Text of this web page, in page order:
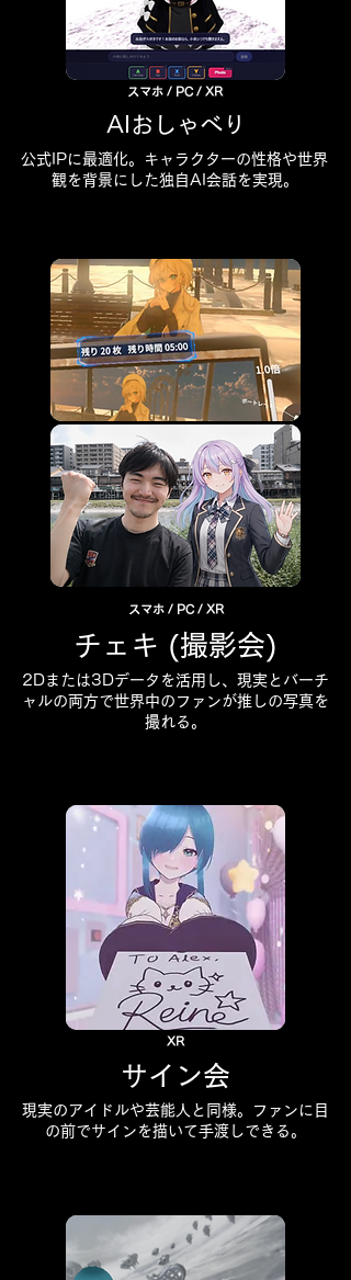
スマホ / PC / XR
AIおしゃべり
公式IPに最適化。キャラクターの性格や世界
観を背景にした独自AI会話を実現。
スマホ / PC / XR
チェキ (撮影会)
2Dまたは3Dデータを活用し、現実とバーチ
ャルの両方で世界中のファンが推しの写真を
撮れる。
XR
サイン会
現実のアイドルや芸能人と同様。ファンに目
の前でサインを描いて手渡しできる。